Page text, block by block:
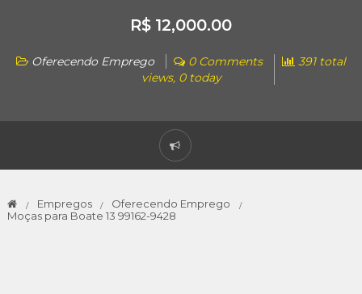
R$ 12,000.00
Oferecendo Emprego 0 Comments
391 total
views, 0 today
Empregos
Oferecendo Emprego
Moças para Boate 13 99162-9428